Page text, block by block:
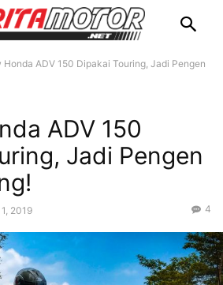
Honda ADV 150 Dipakai Touring, Jadi Pengen
ADV 150
Jadi Pengen
2019 4